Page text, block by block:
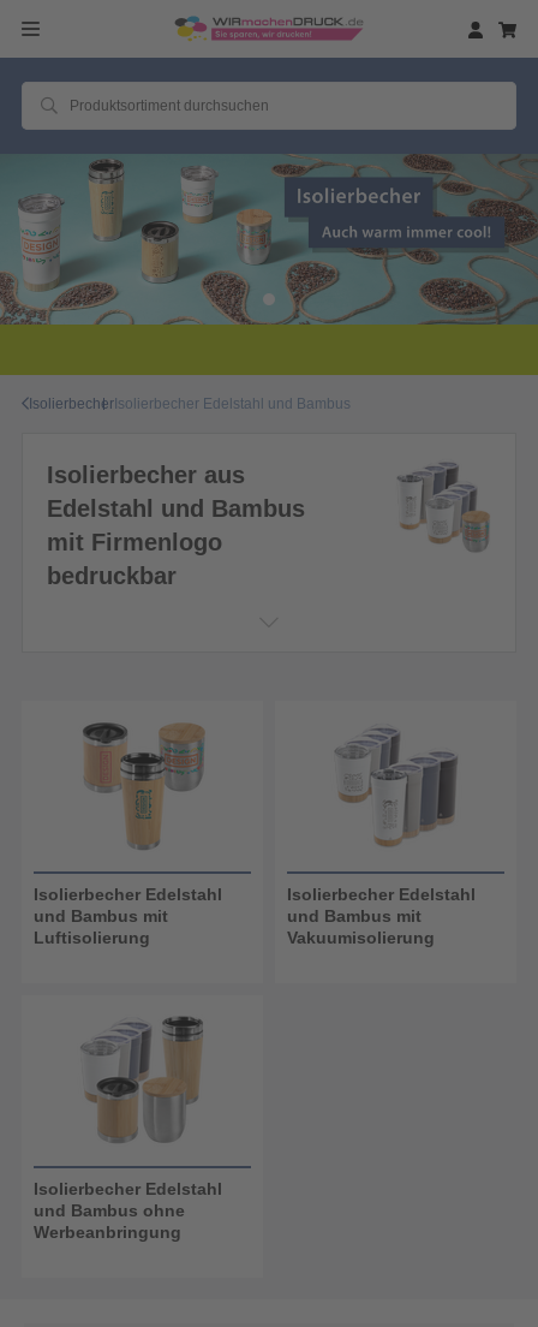
IsolierbecherIsolierbecher Edelstahl und Bambus
Isolierbecher aus
Edelstahl und Bambus
mit Firmenlogo
bedruckbar
Isolierbecher Edelstahl
und Bambus mit
Luftisolierung
Isolierbecher Edelstahl
und Bambus mit
Vakuumisolierung
Isolierbecher Edelstahl
und Bambus ohne
Werbeanbringung